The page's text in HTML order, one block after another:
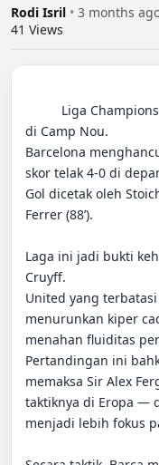
Rodi Isril • 3 months
41 Views
di Camp Nou.
Barcelona
skor telak 4-0 di
Gol dicetak oleh
Ferrer (88’).
Laga ini jadi bukti
Cruyff.
United yang
menurunkan kiper
menahan fluiditas
Pertandingan ini
memaksa Sir Alex
taktiknya di Eropa —
menjadi lebih fokus